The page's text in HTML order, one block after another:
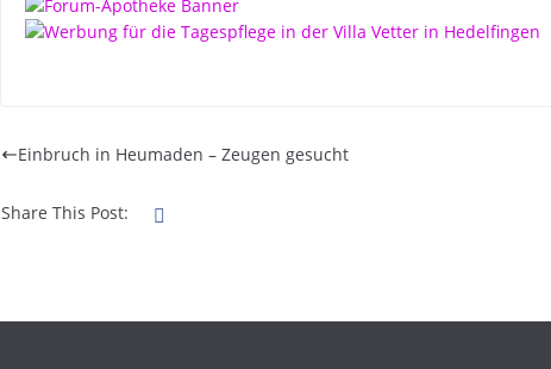
Einbruch in Heumaden – Zeugen gesucht
Share This Post: